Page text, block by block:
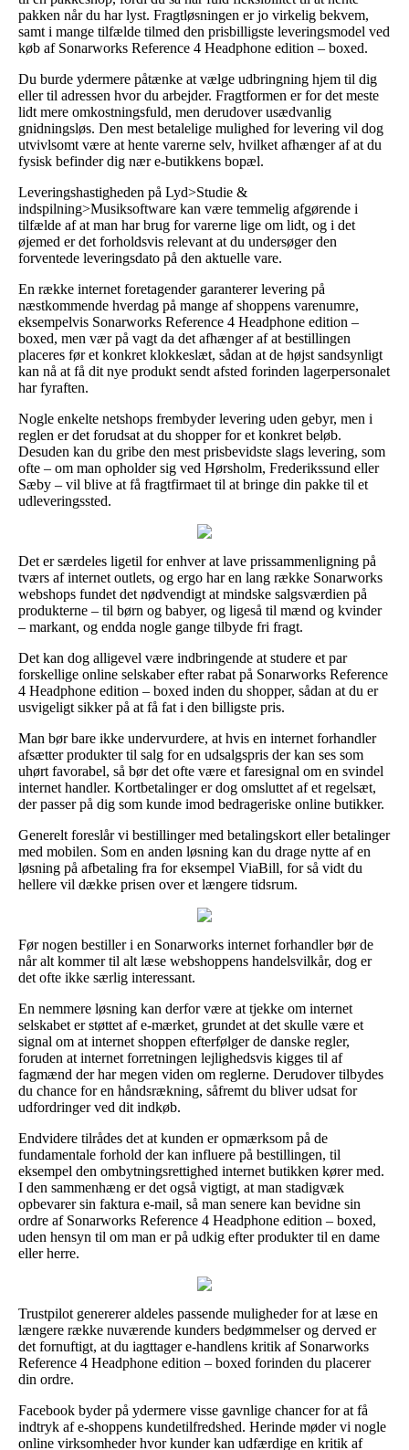
pakken når du har lyst. Fragtløsningen er jo virkelig bekvem,
samt i mange tilfælde tilmed den prisbilligste leveringsmodel ved
køb af Sonarworks Reference 4 Headphone edition – boxed.
Du burde ydermere påtænke at vælge udbringning hjem til dig
eller til adressen hvor du arbejder. Fragtformen er for det meste
lidt mere omkostningsfuld, men derudover usædvanlig
gnidningsløs. Den mest betalelige mulighed for levering vil dog
utvivlsomt være at hente varerne selv, hvilket afhænger af at du
fysisk befinder dig nær e-butikkens bopæl.
Leveringshastigheden på Lyd>Studie &
indspilning>Musiksoftware kan være temmelig afgørende i
tilfælde af at man har brug for varerne lige om lidt, og i det
øjemed er det forholdsvis relevant at du undersøger den
forventede leveringsdato på den aktuelle vare.
En række internet foretagender garanterer levering på
næstkommende hverdag på mange af shoppens varenumre,
eksempelvis Sonarworks Reference 4 Headphone edition –
boxed, men vær på vagt da det afhænger af at bestillingen
placeres før et konkret klokkeslæt, sådan at de højst sandsynligt
kan nå at få dit nye produkt sendt afsted forinden lagerpersonalet
har fyraften.
Nogle enkelte netshops frembyder levering uden gebyr, men i
reglen er det forudsat at du shopper for et konkret beløb.
Desuden kan du gribe den mest prisbevidste slags levering, som
ofte – om man opholder sig ved Hørsholm, Frederikssund eller
Sæby – vil blive at få fragtfirmaet til at bringe din pakke til et
udleveringssted.
Det er særdeles ligetil for enhver at lave prissammenligning på
tværs af internet outlets, og ergo har en lang række Sonarworks
webshops fundet det nødvendigt at mindske salgsværdien på
produkterne – til børn og babyer, og ligeså til mænd og kvinder
– markant, og endda nogle gange tilbyde fri fragt.
Det kan dog alligevel være indbringende at studere et par
forskellige online selskaber efter rabat på Sonarworks Reference
4 Headphone edition – boxed inden du shopper, sådan at du er
usvigeligt sikker på at få fat i den billigste pris.
Man bør bare ikke undervurdere, at hvis en internet forhandler
afsætter produkter til salg for en udsalgspris der kan ses som
uhørt favorabel, så bør det ofte være et faresignal om en svindel
internet handler. Kortbetalinger er dog omsluttet af et regelsæt,
der passer på dig som kunde imod bedrageriske online butikker.
Generelt foreslår vi bestillinger med betalingskort eller betalinger
med mobilen. Som en anden løsning kan du drage nytte af en
løsning på afbetaling fra for eksempel ViaBill, for så vidt du
hellere vil dække prisen over et længere tidsrum.
Før nogen bestiller i en Sonarworks internet forhandler bør de
når alt kommer til alt læse webshoppens handelsvilkår, dog er
det ofte ikke særlig interessant.
En nemmere løsning kan derfor være at tjekke om internet
selskabet er støttet af e-mærket, grundet at det skulle være et
signal om at internet shoppen efterfølger de danske regler,
foruden at internet forretningen lejlighedsvis kigges til af
fagmænd der har megen viden om reglerne. Derudover tilbydes
du chance for en håndsrækning, såfremt du bliver udsat for
udfordringer ved dit indkøb.
Endvidere tilrådes det at kunden er opmærksom på de
fundamentale forhold der kan influere på bestillingen, til
eksempel den ombytningsrettighed internet butikken kører med.
I den sammenhæng er det også vigtigt, at man stadigvæk
opbevarer sin faktura e-mail, så man senere kan bevidne sin
ordre af Sonarworks Reference 4 Headphone edition – boxed,
uden hensyn til om man er på udkig efter produkter til en dame
eller herre.
Trustpilot genererer aldeles passende muligheder for at læse en
længere række nuværende kunders bedømmelser og derved er
det fornuftigt, at du iagttager e-handlens kritik af Sonarworks
Reference 4 Headphone edition – boxed forinden du placerer
din ordre.
Facebook byder på ydermere visse gavnlige chancer for at få
indtryk af e-shoppens kundetilfredshed. Herinde møder vi nogle
online virksomheder hvor kunder kan udfærdige en kritik af